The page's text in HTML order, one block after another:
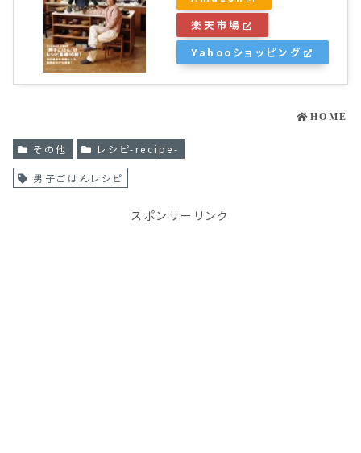
楽天市場
Yahooショッピング
HOME
その他 レシピ-recipe-
男子ごはんレシピ
スポンサーリンク